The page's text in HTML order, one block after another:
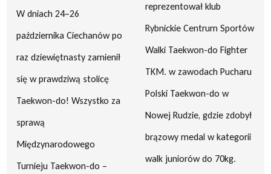
W dniach 24–26
października Ciechanów po
raz dziewiętnasty zamienił
się w prawdziwą stolicę
Taekwon-do! Wszystko za
sprawą
Międzynarodowego
Turnieju Taekwon-do –
reprezentował klub
Rybnickie Centrum Sportów
Walki Taekwon-do Fighter
TKM. w zawodach Pucharu
Polski Taekwon-do w
Nowej Rudzie, gdzie zdobył
brązowy medal w kategorii
walk juniorów do 70kg.